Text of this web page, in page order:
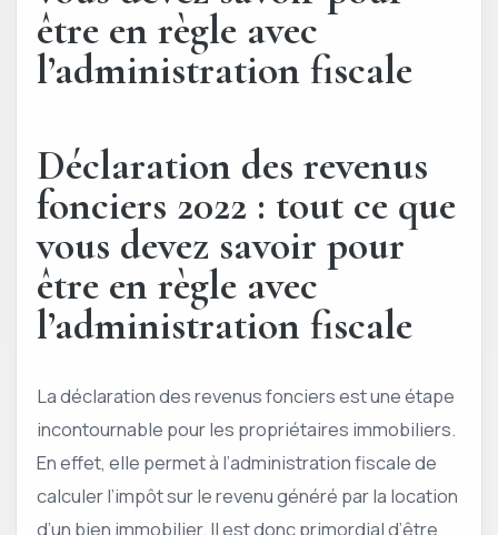
être en règle avec
l’administration fiscale
Déclaration des revenus
fonciers 2022 : tout ce que
vous devez savoir pour
être en règle avec
l’administration fiscale
La déclaration des revenus fonciers est une étape
incontournable pour les propriétaires immobiliers.
En effet, elle permet à l’administration fiscale de
calculer l’impôt sur le revenu généré par la location
d’un bien immobilier. Il est donc primordial d’être